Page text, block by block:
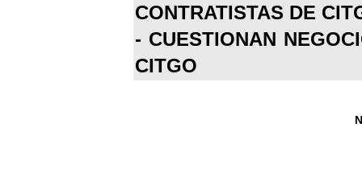
CONTRATISTAS DE
- CUESTIONAN
CITGO